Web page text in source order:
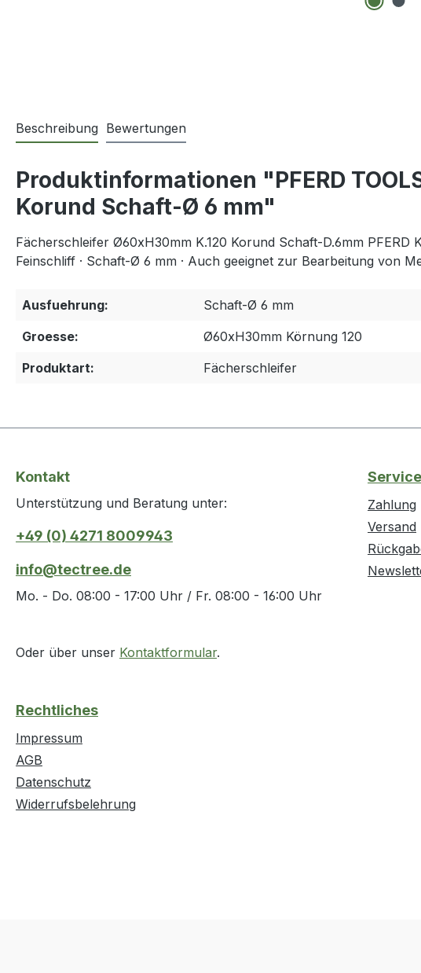
Beschreibung Bewertungen
Produktinformationen "PFERD
Korund Schaft-Ø 6 mm"
Fächerschleifer Ø60xH30mm K.120 Korund Schaft-D.6mm
Feinschliff · Schaft-Ø 6 mm · Auch geeignet zur Bearbeitung von
Ausfuehrung:
Schaft-Ø 6 mm
Groesse:
Ø60xH30mm Körnung 120
Produktart:
Fächerschleifer
Kontakt
Unterstützung und Beratung unter:
+49 (0) 4271 8009943
info@tectree.de
Mo. - Do. 08:00 - 17:00 Uhr / Fr. 08:00 - 16:00 Uhr
Oder über unser Kontaktformular.
Service
Zahlung
Versand
Rechtliches
Impressum
AGB
Datenschutz
Widerrufsbelehrung